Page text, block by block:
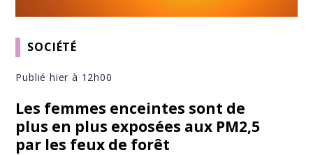
SOCIÉTÉ
Publié hier à 12h00
Les femmes enceintes sont de
plus en plus exposées aux PM2,5
par les feux de forêt